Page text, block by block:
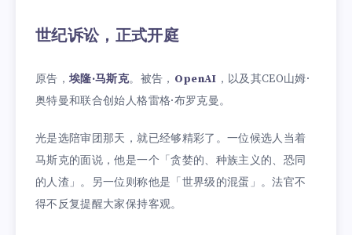
世纪诉讼，正式开庭
原告，埃隆·马斯克。被告， OpenAI ，以及其CEO山姆·
奥特曼和联合创始人格雷格·布罗克曼。
光是选陪审团那天，就已经够精彩了。一位候选人当着
马斯克的面说，他是一个「贪婪的、种族主义的、恐同
的人渣」。另一位则称他是「世界级的混蛋」。法官不
得不反复提醒大家保持客观。